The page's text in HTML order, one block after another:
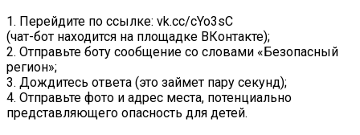
1. Перейдите по ссылке: vk.cc/cYo3sC
(чат-бот находится на площадке ВКонтакте);
2. Отправьте боту сообщение со словами «Безопасный
регион»;
3. Дождитесь ответа (это займет пару секунд);
4. Отправьте фото и адрес места, потенциально
представляющего опасность для детей.